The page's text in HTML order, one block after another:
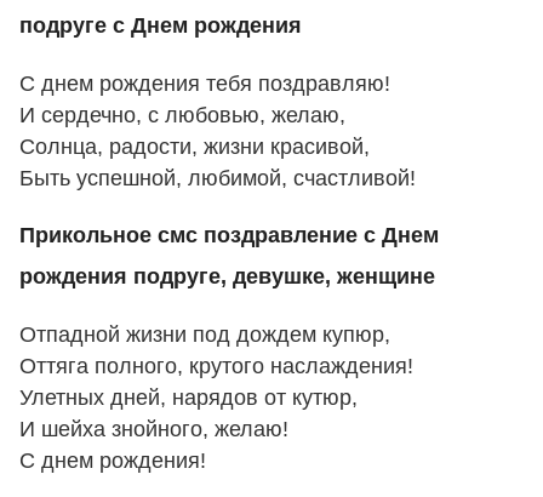
подруге с Днем рождения
С днем рождения тебя поздравляю!
И сердечно, с любовью, желаю,
Солнца, радости, жизни красивой,
Быть успешной, любимой, счастливой!
Прикольное смс поздравление с Днем
рождения подруге, девушке, женщине
Отпадной жизни под дождем купюр,
Оттяга полного, крутого наслаждения!
Улетных дней, нарядов от кутюр,
И шейха знойного, желаю!
С днем рождения!